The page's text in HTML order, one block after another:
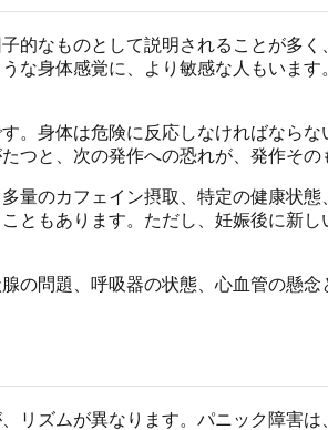
なものとして説明されることが多
身体感覚に、より敏感な人もいま
身体は危険に反応しなければなら
と、次の発作への恐れが、発作その
量のカフェイン摂取、特定の健康状
ともあります。ただし、妊娠後に新
問題、呼吸器の状態、心血管の懸
ズムが異なります。パニック障害